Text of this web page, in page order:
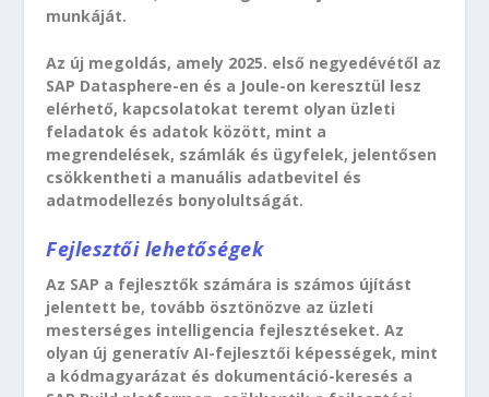
munkáját.
Az új megoldás, amely 2025. első negyedévétől az
SAP Datasphere-en és a Joule-on keresztül lesz
elérhető, kapcsolatokat teremt olyan üzleti
feladatok és adatok között, mint a
megrendelések, számlák és ügyfelek, jelentősen
csökkentheti a manuális adatbevitel és
adatmodellezés bonyolultságát.
Fejlesztői lehetőségek
Az SAP a fejlesztők számára is számos újítást
jelentett be, tovább ösztönözve az üzleti
mesterséges intelligencia fejlesztéseket. Az
olyan új generatív AI-fejlesztői képességek, mint
a kódmagyarázat és dokumentáció-keresés a